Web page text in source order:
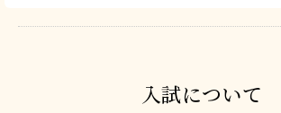
入試について